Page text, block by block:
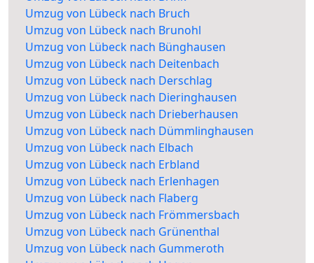
Umzug von Lübeck nach Bruch
Umzug von Lübeck nach Brunohl
Umzug von Lübeck nach Bünghausen
Umzug von Lübeck nach Deitenbach
Umzug von Lübeck nach Derschlag
Umzug von Lübeck nach Dieringhausen
Umzug von Lübeck nach Drieberhausen
Umzug von Lübeck nach Dümmlinghausen
Umzug von Lübeck nach Elbach
Umzug von Lübeck nach Erbland
Umzug von Lübeck nach Erlenhagen
Umzug von Lübeck nach Flaberg
Umzug von Lübeck nach Frömmersbach
Umzug von Lübeck nach Grünenthal
Umzug von Lübeck nach Gummeroth